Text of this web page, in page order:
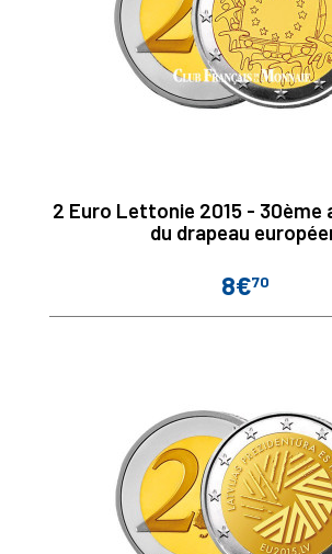
2 Euro Lettonie 2015 - 30ème
du drapeau
Prix
8€70